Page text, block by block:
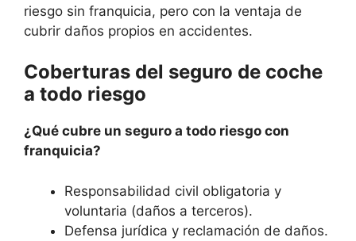
riesgo sin franquicia, pero con la ventaja de
cubrir daños propios en accidentes.
Coberturas del seguro de coche
a todo riesgo
¿Qué cubre un seguro a todo riesgo con
franquicia?
Responsabilidad civil obligatoria y
voluntaria (daños a terceros).
Defensa jurídica y reclamación de daños.